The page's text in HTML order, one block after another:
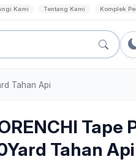
Kami Tentang Kami Komplek
Tahan Api
Tape
Tahan Api